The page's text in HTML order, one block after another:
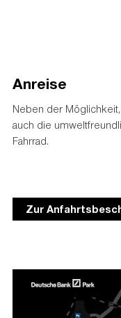
Anreise
Neben der
auch die
Fahrrad.
Zur